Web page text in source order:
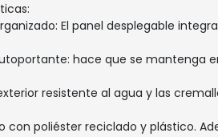
El panel desplegable
hace que se mantenga
resistente al agua y las
con poliéster reciclado y plástico.